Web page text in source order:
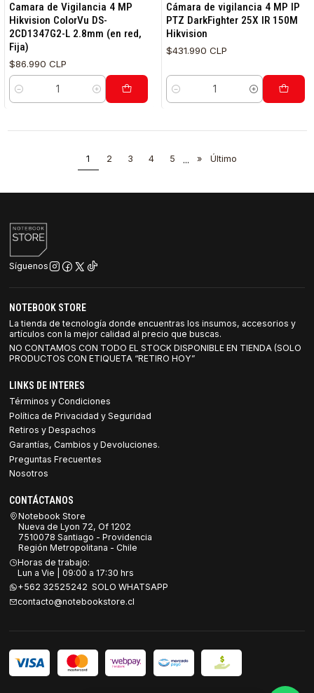
Camara de Vigilancia 4 MP
Hikvision ColorVu DS-
2CD1347G2-L 2.8mm (en red,
Fija)
$86.990 CLP
Cantidad
Cámara de vigilancia 4 MP IP
PTZ DarkFighter 25X IR 150M
Hikvision
$431.990 CLP
Cantidad
1 2 3 4 5 ... » Último
Síguenos
NOTEBOOK STORE
La tienda de tecnología donde encuentras los insumos, accesorios y
artículos con la mejor calidad al precio que buscas.
NO CONTAMOS CON TODO EL STOCK DISPONIBLE EN TIENDA (SOLO
PRODUCTOS CON ETIQUETA “RETIRO HOY”
LINKS DE INTERES
Términos y Condiciones
Política de Privacidad y Seguridad
Retiros y Despachos
Garantías, Cambios y Devoluciones.
Preguntas Frecuentes
Nosotros
CONTÁCTANOS
Notebook Store
Nueva de Lyon 72, Of 1202
7510078 Santiago - Providencia
Región Metropolitana - Chile
Horas de trabajo:
Lun a Vie | 09:00 a 17:30 hrs
+562 32525242 SOLO WHATSAPP
contacto@notebookstore.cl